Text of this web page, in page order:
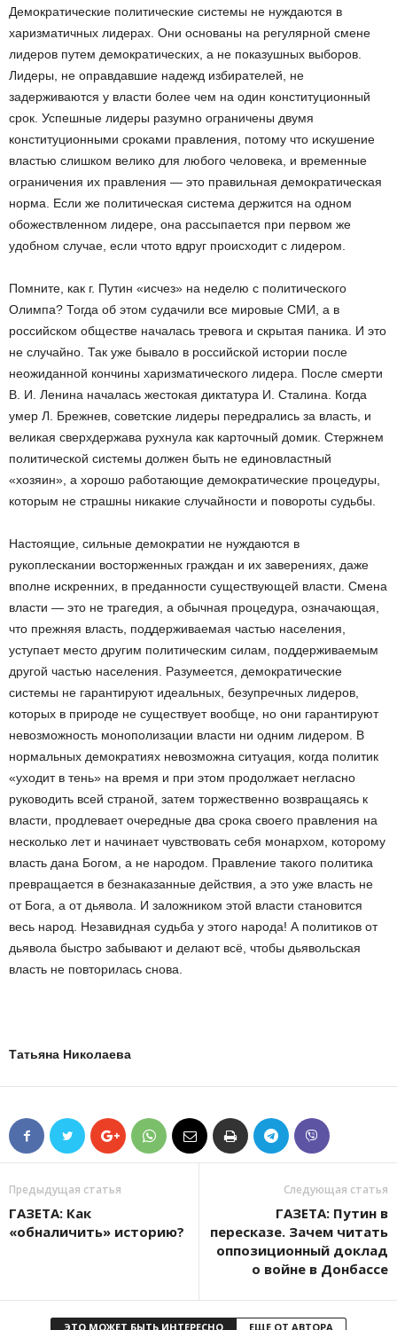
Демократические политические системы не нуждаются в
харизматичных лидерах. Они основаны на регулярной смене
лидеров путем демократических, а не показушных выборов.
Лидеры, не оправдавшие надежд избирателей, не
задерживаются у власти более чем на один конституционный
срок. Успешные лидеры разумно ограничены двумя
конституционными сроками правления, потому что искушение
властью слишком велико для любого человека, и временные
ограничения их правления — это правильная демократическая
норма. Если же политическая система держится на одном
обожествленном лидере, она рассыпается при первом же
удобном случае, если что­то вдруг происходит с лидером.
Помните, как г. Путин «исчез» на неделю с политического
Олимпа? Тогда об этом судачили все мировые СМИ, а в
российском обществе началась тревога и скрытая паника. И это
не случайно. Так уже бывало в российской истории после
неожиданной кончины харизматического лидера. После смерти
В. И. Ленина началась жестокая диктатура И. Сталина. Когда
умер Л. Брежнев, советские лидеры передрались за власть, и
великая сверхдержава рухнула как карточный домик. Стержнем
политической системы должен быть не единовластный
«хозяин», а хорошо работающие демократические процедуры,
которым не страшны никакие случайности и повороты судьбы.
Настоящие, сильные демократии не нуждаются в
рукоплескании восторженных граждан и их заверениях, даже
вполне искренних, в преданности существующей власти. Смена
власти — это не трагедия, а обычная процедура, означающая,
что прежняя власть, поддерживаемая частью населения,
уступает место другим политическим силам, поддерживаемым
другой частью населения. Разумеется, демократические
системы не гарантируют идеальных, безупречных лидеров,
которых в природе не существует вообще, но они гарантируют
невозможность монополизации власти ни одним лидером. В
нормальных демократиях невозможна ситуация, когда политик
«уходит в тень» на время и при этом продолжает негласно
руководить всей страной, затем торжественно возвращаясь к
власти, продлевает очередные два срока своего правления на
несколько лет и начинает чувствовать себя монархом, которому
власть дана Богом, а не народом. Правление такого политика
превращается в безнаказанные действия, а это уже власть не
от Бога, а от дьявола. И заложником этой власти становится
весь народ. Незавидная судьба у этого народа! А политиков от
дьявола быстро забывают и делают всё, чтобы дьявольская
власть не повторилась снова.
Татьяна Николаева
Предыдущая статья
ГАЗЕТА: Как
«обналичить» историю?
Следующая статья
ГАЗЕТА: Путин в
пересказе. Зачем читать
оппозиционный доклад
о войне в Донбассе
ЭТО МОЖЕТ БЫТЬ ИНТЕРЕСНО ЕЩЕ ОТ АВТОРА